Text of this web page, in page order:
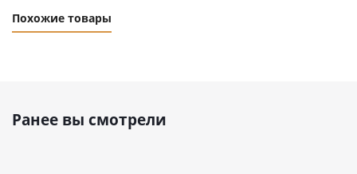
Похожие товары
Ранее вы смотрели